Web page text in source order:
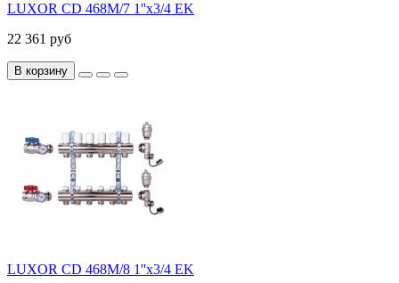
LUXOR CD 468M/7 1''х3/4 EK
22 361 руб
В корзину
LUXOR CD 468M/8 1''х3/4 EK